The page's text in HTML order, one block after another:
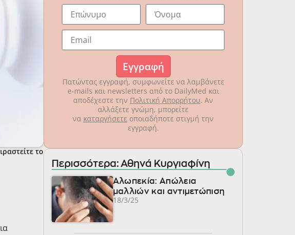
το
Εγγραφή
Πατώντας εγγραφή, συμφωνείτε να λαμβάνετε
e-mails και newsletters από το DailyMed και
αποδέχεστε την Πολιτική Απορρήτου. Αν
αλλάξετε γνώμη, μπορείτε
να καταργήσετε οποιαδήποτε στιγμή την
εγγραφή.
Περισσότερα: Αθηνά Κυργιαφίνη
Αλωπεκία: Απώλεια
μαλλιών και αντιμετώπιση
18/3/25